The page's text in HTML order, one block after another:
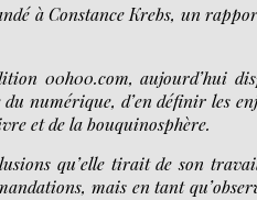
à Constance Krebs, un
00h00.com, aujourd’hui
numérique, d’en définir les
et de la bouquinosphère.
qu’elle tirait de son
mais en tant